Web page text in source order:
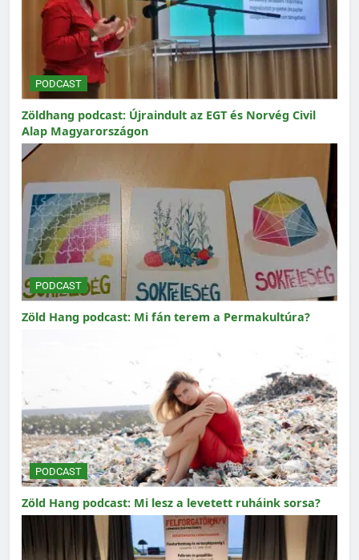
PODCAST
Zöldhang podcast: Újraindult az EGT és Norvég Civil
Alap Magyarországon
PODCAST
Zöld Hang podcast: Mi fán terem a Permakultúra?
PODCAST
Zöld Hang podcast: Mi lesz a levetett ruháink sorsa?